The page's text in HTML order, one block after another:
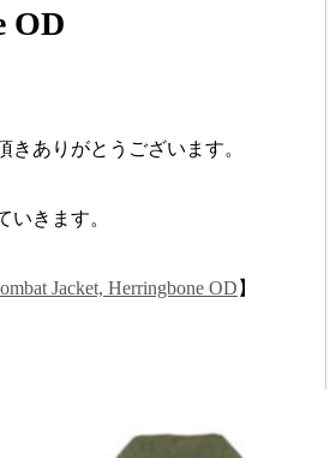
OD
きありがとうございます。
いきます。
Jacket, Herringbone OD 】